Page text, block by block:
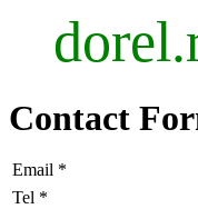
Contact
Email *
Tel *